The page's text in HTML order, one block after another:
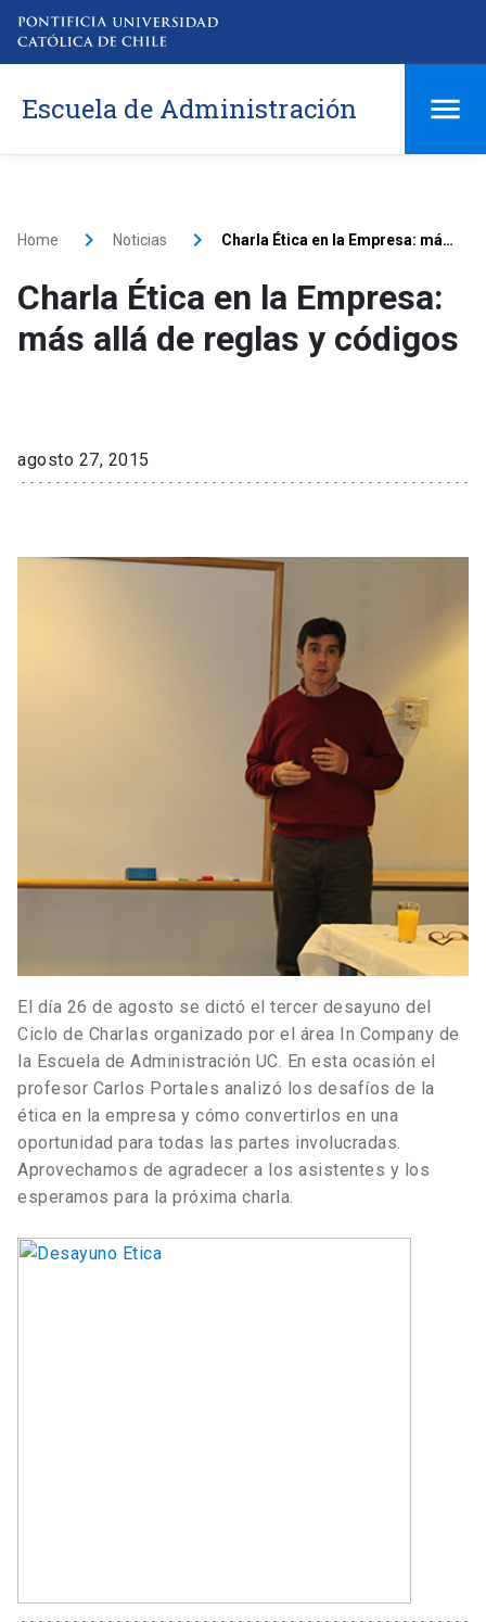
Escuela de Administración
Home Noticias Charla Ética en la Empresa: más allá de reglas y códigos
Charla Ética en la Empresa:
más allá de reglas y códigos
agosto 27, 2015
El día 26 de agosto se dictó el tercer desayuno del
Ciclo de Charlas organizado por el área In Company de
la Escuela de Administración UC. En esta ocasión el
profesor Carlos Portales analizó los desafíos de la
ética en la empresa y cómo convertirlos en una
oportunidad para todas las partes involucradas.
Aprovechamos de agradecer a los asistentes y los
esperamos para la próxima charla.